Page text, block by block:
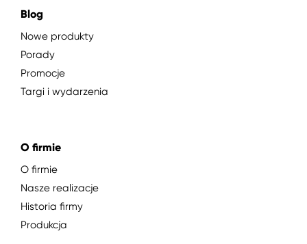
Blog
Nowe produkty
Porady
Promocje
Targi i wydarzenia
O firmie
O firmie
Nasze realizacje
Historia firmy
Produkcja